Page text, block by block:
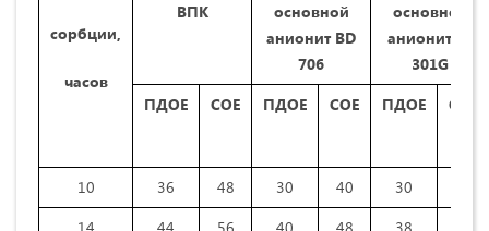
сорбции,
часов
ВПК
основной
анионит BD
706
основной
анионит D-
301G
ПДОЕ
СОЕ ПДОЕ СОЕ ПДОЕ СОЕ
10 36 48 30 40 30